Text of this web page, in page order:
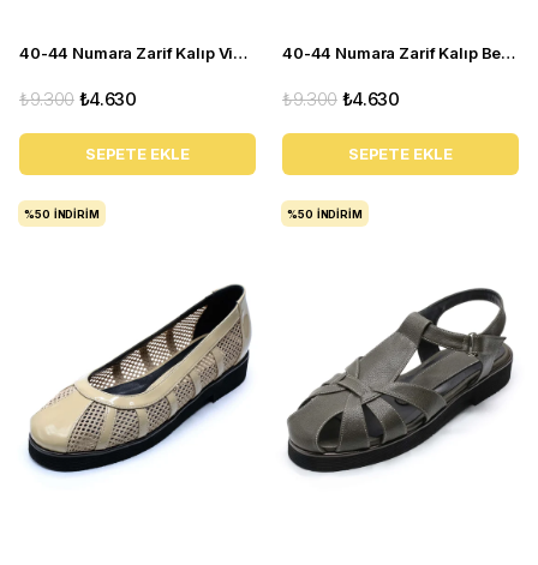
40-44 Numara Zarif Kalıp Vizon Yazlık Kadın Babet CB134
₺4.630
₺9.300
SEPETE EKLE
40-44 Numara Zarif Kalıp Beyaz Yazlık Kadın Babet CB430
₺4.630
₺9.300
SEPETE EKLE
%50 İNDIRIM %50 İNDIRIM